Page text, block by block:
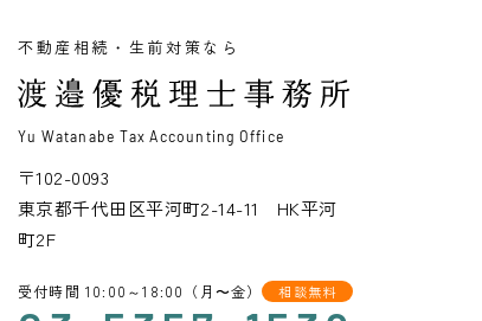
不動産相続・生前対策なら
Yu Watanabe Tax Accounting Office
〒102-0093
東京都千代田区平河町2-14-11 HK平河
町2F
受付時間 10:00～18:00（月〜金） 相談無料